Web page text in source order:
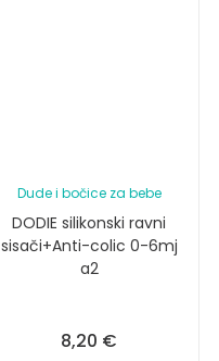
Dude i bočice za bebe
DODIE silikonski ravni
sisači+Anti-colic 0-6mj
a2
8,20 €